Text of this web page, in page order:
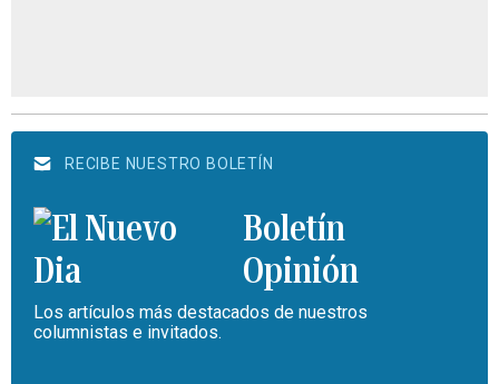
RECIBE NUESTRO BOLETÍN
Boletín
Opinión
Los artículos más destacados de nuestros
columnistas e invitados.